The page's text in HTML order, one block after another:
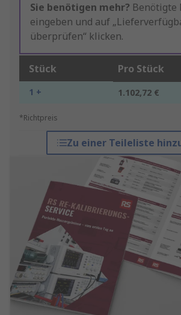
Sie benötigen mehr? Benötigte
eingeben und auf
überprüfen“ klicken.
Stück Pro Stück
1 + 1.102,72 €
*Richtpreis
Zu einer Teileliste